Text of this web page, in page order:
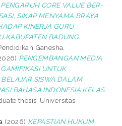
PENGARUH CORE VALUE BER-
SIKAP MENYAMA BRAYA
KINERJA GURU
KABUPATEN BADUNG.
Ganesha.
PENGEMBANGAN MEDIA
UNTUK
SISWA DALAM
BAHASA INDONESIA KELAS
thesis, Universitas
(2026) KEPASTIAN HUKUM